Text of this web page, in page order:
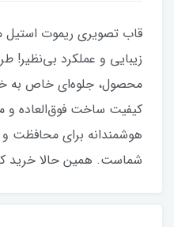
زیبایی و عملکرد
محصول، جلوه‌ای خاص به
کیفیت ساخت فوق‌العاده و
هوشمندانه برای محافظت و
شماست. همین حالا خرید